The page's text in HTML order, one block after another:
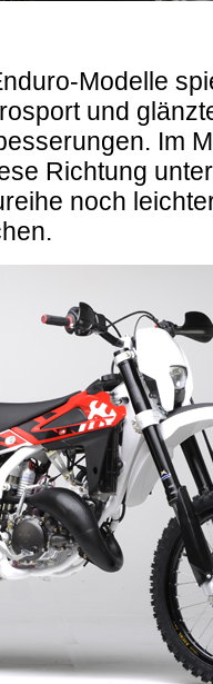
Modelle
und
Im
Richtung
noch